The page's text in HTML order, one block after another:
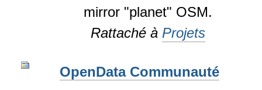
mirror "planet" OSM.
Rattaché à Projets
OpenData Communauté